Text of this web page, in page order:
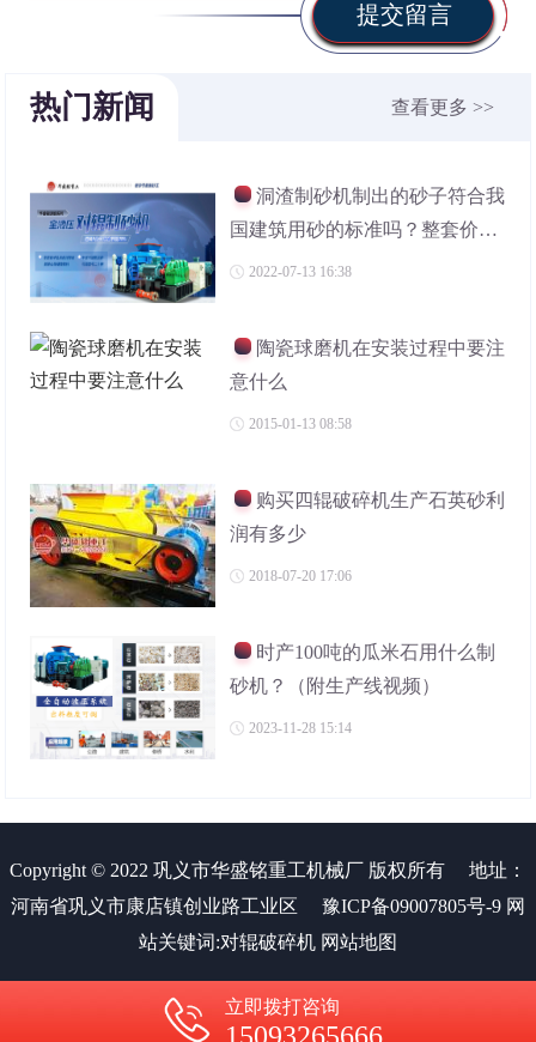
提交留言
热门新闻 查看更多 >>
洞渣制砂机制出的砂子符合我
国建筑用砂的标准吗？整套价格
多少2022-07-13 16:38
陶瓷球磨机在安装过程中要注
意什么
2015-01-13 08:58
购买四辊破碎机生产石英砂利
润有多少
2018-07-20 17:06
时产100吨的瓜米石用什么制
砂机？（附生产线视频）
2023-11-28 15:14
Copyright © 2022 巩义市华盛铭重工机械厂 版权所有
地址：
河南省巩义市康店镇创业路工业区
豫ICP备09007805号-9 网
站关键词:对辊破碎机 网站地图
立即拨打咨询